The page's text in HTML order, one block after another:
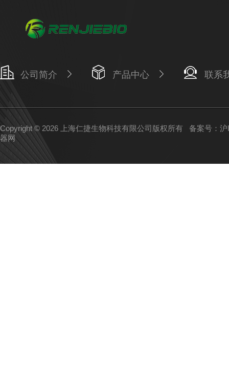
公司简介 产品中心 联系
Copyright © 2026 上海仁捷生物科技有限公司版权所有 备案号：
器网